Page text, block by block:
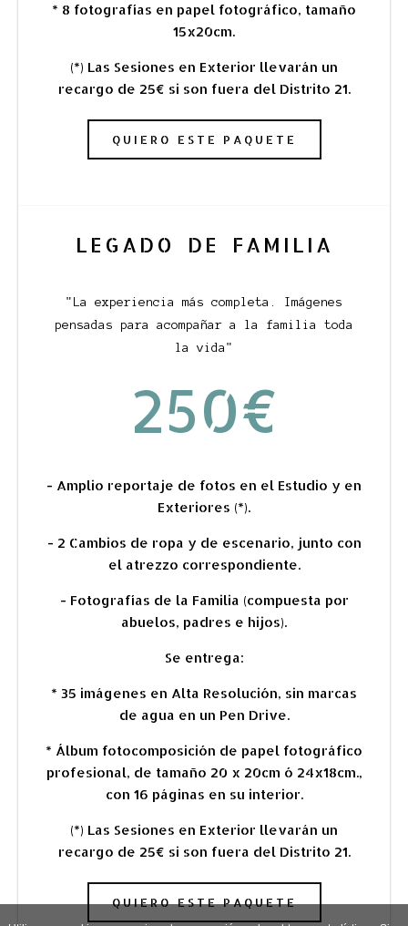
* 8 fotografías en papel fotográfico, tamaño
15x20cm.
(*) Las Sesiones en Exterior llevarán un
recargo de 25€ si son fuera del Distrito 21.
QUIERO ESTE PAQUETE
LEGADO DE FAMILIA
"La experiencia más completa. Imágenes
pensadas para acompañar a la familia toda
la vida"
250€
- Amplio reportaje de fotos en el Estudio y en
Exteriores (*).
- 2 Cambios de ropa y de escenario, junto con
el atrezzo correspondiente.
- Fotografías de la Familia (compuesta por
abuelos, padres e hijos).
Se entrega:
* 35 imágenes en Alta Resolución, sin marcas
de agua en un Pen Drive.
* Álbum fotocomposición de papel fotográfico
profesional, de tamaño 20 x 20cm ó 24x18cm.,
con 16 páginas en su interior.
(*) Las Sesiones en Exterior llevarán un
recargo de 25€ si son fuera del Distrito 21.
QUIERO ESTE PAQUETE